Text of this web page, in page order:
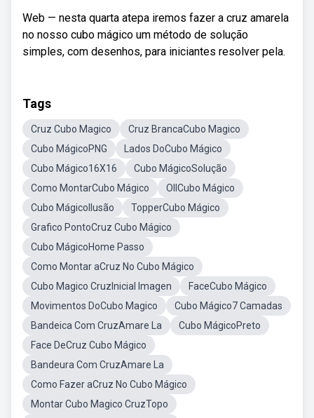
Web — nesta quarta atepa iremos fazer a cruz amarela
no nosso cubo mágico um método de solução
simples, com desenhos, para iniciantes resolver pela.
Tags
Cruz Cubo Magico
Cruz BrancaCubo Magico
Cubo MágicoPNG
Lados DoCubo Mágico
Cubo Mágico16X16
Cubo MágicoSolução
Como MontarCubo Mágico
OllCubo Mágico
Cubo MágicoIlusão
TopperCubo Mágico
Grafico PontoCruz Cubo Mágico
Cubo MágicoHome Passo
Como Montar aCruz No Cubo Mágico
Cubo Magico CruzInicial Imagen
FaceCubo Mágico
Movimentos DoCubo Magico
Cubo Mágico7 Camadas
Bandeica Com CruzAmare La
Cubo MágicoPreto
Face DeCruz Cubo Mágico
Bandeura Com CruzAmare La
Como Fazer aCruz No Cubo Mágico
Montar Cubo Magico CruzTopo